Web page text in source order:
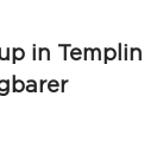
in Templin